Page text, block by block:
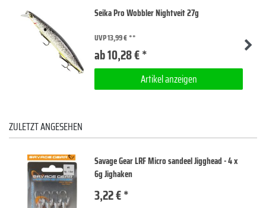
Seika Pro Wobbler Nightveit 27g
UVP 13,99 €
ab 10,28 € *
Artikel anzeigen
ZULETZT ANGESEHEN
Savage Gear LRF Micro sandeel Jigghead - 4 x
6g Jighaken
3,22 € *